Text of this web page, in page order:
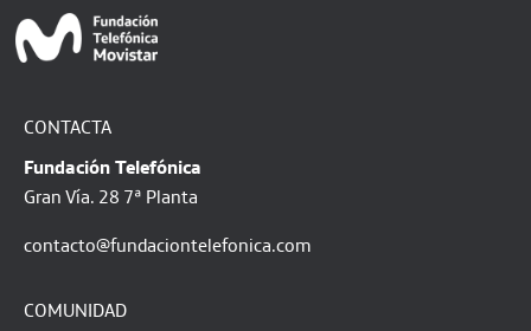
CONTACTA
Fundación Telefónica
Gran Vía. 28 7ª Planta
contacto@fundaciontelefonica.com
COMUNIDAD